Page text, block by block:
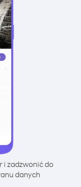
i zadzwonić do
danych